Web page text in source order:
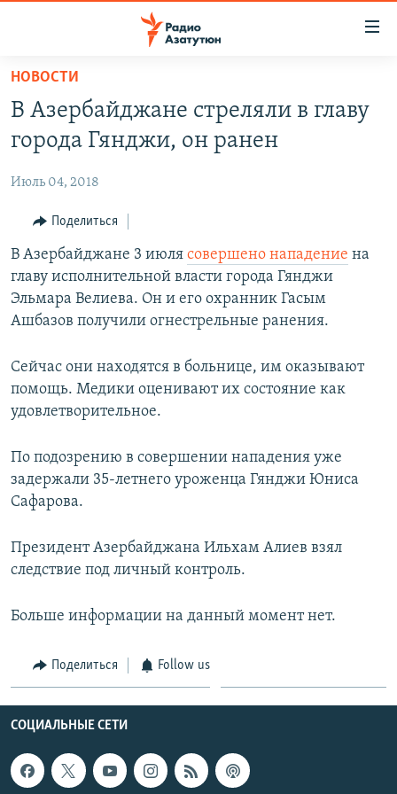
Перейти
основному
содержанию
Перейти
навигации
Перейти
поиску
НОВОСТИ
ПОЛИТИКА
ОБЩЕСТВО
ЭКОНОМИКА
РЕГИОН
НАГОРНЫЙ КАРАБАХ
КУЛЬТУРА
АРХИВ
English
Русский
Все сайты Радио Азатутюн
НОВОСТИ
В Азербайджане стреляли в главу
города Гянджи, он ранен
Июль 04, 2018
Поделиться
В Азербайджане 3 июля совершено нападение на
главу исполнительной власти города Гянджи
Эльмара Велиева. Он и его охранник Гасым
Ашбазов получили огнестрельные ранения.
Сейчас они находятся в больнице, им оказывают
помощь. Медики оценивают их состояние как
удовлетворительное.
По подозрению в совершении нападения уже
задержали 35-летнего уроженца Гянджи Юниса
Сафарова.
Президент Азербайджана Ильхам Алиев взял
следствие под личный контроль.
Больше информации на данный момент нет.
Поделиться Follow us
СОЦИАЛЬНЫЕ СЕТИ